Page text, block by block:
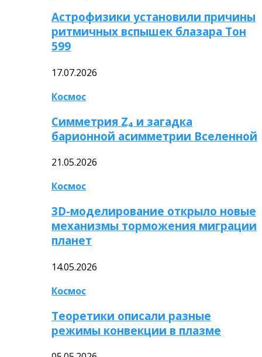
Астрофизики установили причины
ритмичных вспышек блазара Тон
599
17.07.2026
Космос
Симметрия Z₄ и загадка
барионной асимметрии Вселенной
21.05.2026
Космос
3D-моделирование открыло новые
механизмы торможения миграции
планет
14.05.2026
Космос
Теоретики описали разные
режимы конвекции в плазме